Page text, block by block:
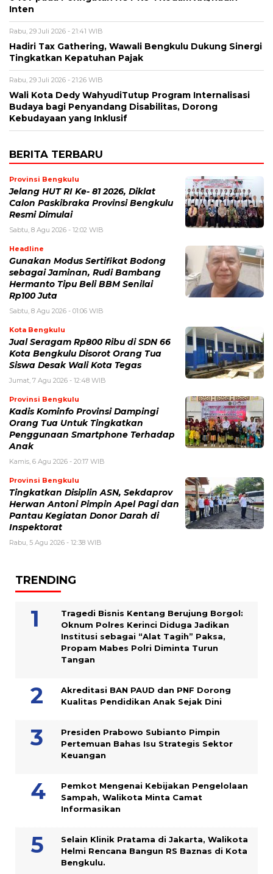
Inten
Rabu, 29 Juli 2026 - 21:41 WIB
Hadiri Tax Gathering, Wawali Bengkulu Dukung Sinergi
Tingkatkan Kepatuhan Pajak
Rabu, 29 Juli 2026 - 21:26 WIB
Wali Kota Dedy WahyudiTutup Program Internalisasi
Budaya bagi Penyandang Disabilitas, Dorong
Kebudayaan yang Inklusif
BERITA TERBARU
Provinsi Bengkulu
Jelang HUT RI Ke- 81 2026, Diklat
Calon Paskibraka Provinsi Bengkulu
Resmi Dimulai
Sabtu, 8 Agu 2026 - 12:02 WIB
Headline
Gunakan Modus Sertifikat Bodong
sebagai Jaminan, Rudi Bambang
Hermanto Tipu Beli BBM Senilai
Rp100 Juta
Sabtu, 8 Agu 2026 - 01:06 WIB
Kota Bengkulu
Jual Seragam Rp800 Ribu di SDN 66
Kota Bengkulu Disorot Orang Tua
Siswa Desak Wali Kota Tegas
Jumat, 7 Agu 2026 - 12:48 WIB
Provinsi Bengkulu
Kadis Kominfo Provinsi Dampingi
Orang Tua Untuk Tingkatkan
Penggunaan Smartphone Terhadap
Anak
Kamis, 6 Agu 2026 - 20:17 WIB
Provinsi Bengkulu
Tingkatkan Disiplin ASN, Sekdaprov
Herwan Antoni Pimpin Apel Pagi dan
Pantau Kegiatan Donor Darah di
Inspektorat
Rabu, 5 Agu 2026 - 12:38 WIB
TRENDING
Tragedi Bisnis Kentang Berujung Borgol:
Oknum Polres Kerinci Diduga Jadikan
Institusi sebagai “Alat Tagih” Paksa,
Propam Mabes Polri Diminta Turun
Tangan
Akreditasi BAN PAUD dan PNF Dorong
Kualitas Pendidikan Anak Sejak Dini
Presiden Prabowo Subianto Pimpin
Pertemuan Bahas Isu Strategis Sektor
Keuangan
Pemkot Mengenai Kebijakan Pengelolaan
Sampah, Walikota Minta Camat
Informasikan
Selain Klinik Pratama di Jakarta, Walikota
Helmi Rencana Bangun RS Baznas di Kota
Bengkulu.